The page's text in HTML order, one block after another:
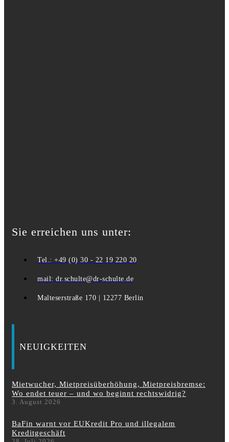
Sie erreichen uns unter:
Tel.: +49 (0) 30 - 22 19 220 20
mail: dr.schulte@dr-schulte.de
Malteserstraße 170 | 12277 Berlin
NEUIGKEITEN
Mietwucher, Mietpreisüberhöhung, Mietpreisbremse:
Wo endet teuer – und wo beginnt rechtswidrig?
3. August 2026
BaFin warnt vor EUKredit Pro und illegalem
Kreditgeschäft